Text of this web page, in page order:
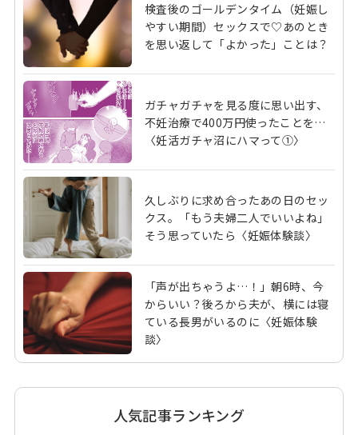
検査後のゴールデンタイム（妊娠し
やすい期間）セックスで♡あのとき
を思い返して「よかった」ことは？
ガチャガチャを見る度に思い出す、
不妊治療で400万円使ったことを…
〈妊活ガチャ沼にハマって①〉
久しぶりに求め合ったあの日のセッ
クス。「もう夫婦二人でいいよね」
そう思っていたら〈妊娠体験談〉
「声が出ちゃうよ…！」朝6時、今
からいい？後ろから夫が、横には寝
ている長男がいるのに〈妊娠体験
談〉
人気記事ランキング